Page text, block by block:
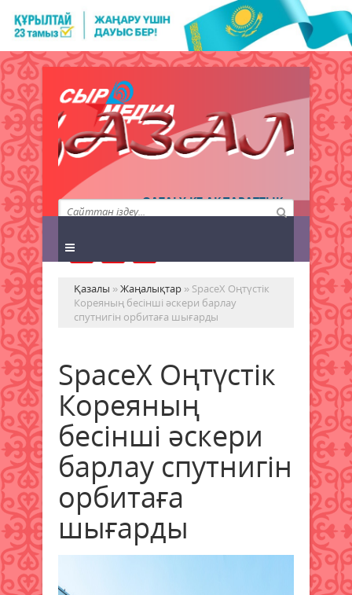
QAZALY.KZ АҚПАРАТТЫҚ
АГЕНТТІГІ
Қазалы »Жаңалықтар » SpaceX Оңтүстік
Кореяның бесінші әскери барлау
спутнигін орбитаға шығарды
SpaceX Оңтүстік
Кореяның
бесінші әскери
барлау спутнигін
орбитаға
шығарды